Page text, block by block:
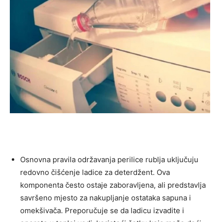
Osnovna pravila održavanja perilice rublja uključuju
redovno čišćenje ladice za deterdžent. Ova
komponenta često ostaje zaboravljena, ali predstavlja
savršeno mjesto za nakupljanje ostataka sapuna i
omekšivača. Preporučuje se da ladicu izvadite i